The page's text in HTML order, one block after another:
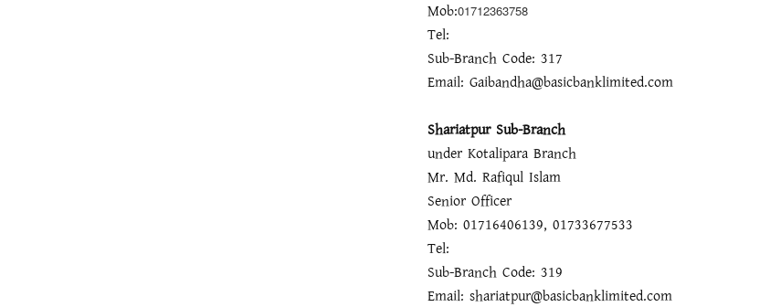
Mob:01712363758
Tel:
Sub-Branch Code: 317
Email: Gaibandha@basicbanklimited.com
Shariatpur Sub-Branch
under Kotalipara Branch
Mr. Md. Rafiqul Islam
Senior Officer
Mob: 01716406139, 01733677533
Tel:
Sub-Branch Code: 319
Email: shariatpur@basicbanklimited.com